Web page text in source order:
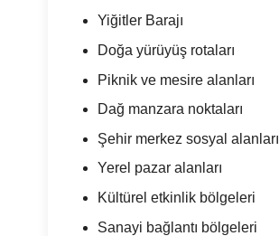
Yiğitler Barajı
Doğa yürüyüş rotaları
Piknik ve mesire alanları
Dağ manzara noktaları
Şehir merkez sosyal alanları
Yerel pazar alanları
Kültürel etkinlik bölgeleri
Sanayi bağlantı bölgeleri